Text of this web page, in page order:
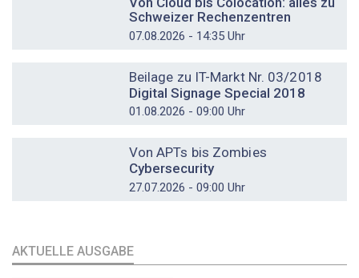
Schweizer Rechenzentren
07.08.2026 - 14:35 Uhr
Beilage zu IT-Markt Nr. 03/2018
Digital Signage Special 2018
01.08.2026 - 09:00 Uhr
Von APTs bis Zombies
Cybersecurity
27.07.2026 - 09:00 Uhr
AKTUELLE AUSGABE